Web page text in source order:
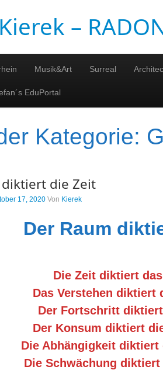
–
Musik&Art Surreal
EduPortal
Kategorie:
diktiert die Zeit
17, 2020 Von Kierek
Der Raum
Die Zeit diktiert
Das Verstehen diktiert
Der Fortschritt
Der Konsum diktiert
Die Abhängigkeit diktiert
Die Schwächung diktiert